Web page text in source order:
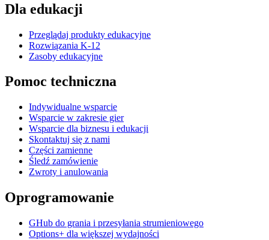
Dla edukacji
Przeglądaj produkty edukacyjne
Rozwiązania K-12
Zasoby edukacyjne
Pomoc techniczna
Indywidualne wsparcie
Wsparcie w zakresie gier
Wsparcie dla biznesu i edukacji
Skontaktuj się z nami
Części zamienne
Śledź zamówienie
Zwroty i anulowania
Oprogramowanie
GHub do grania i przesyłania strumieniowego
Options+ dla większej wydajności